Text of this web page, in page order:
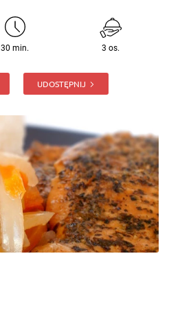
30 min. 3 os.
UDOSTĘPNIJ